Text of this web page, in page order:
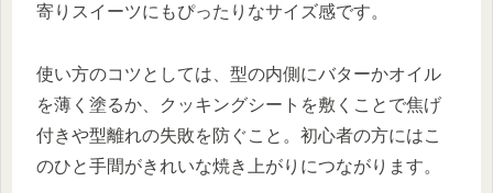
寄りスイーツにもぴったりなサイズ感です。
使い方のコツとしては、型の内側にバターかオイル
を薄く塗るか、クッキングシートを敷くことで焦げ
付きや型離れの失敗を防ぐこと。初心者の方にはこ
のひと手間がきれいな焼き上がりにつながります。